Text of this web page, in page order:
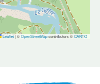
Leaflet|©OpenStreetMapcontributors ©CARTO